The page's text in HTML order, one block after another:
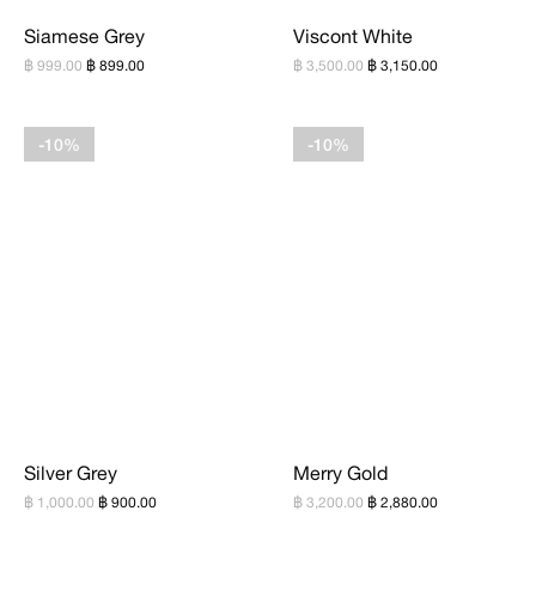
Siamese Grey
฿ 999.00 ฿ 899.00
Viscont White
฿ 3,500.00 ฿ 3,150.00
-10%
Silver Grey
฿ 1,000.00 ฿ 900.00
-10%
Merry Gold
฿ 3,200.00 ฿ 2,880.00